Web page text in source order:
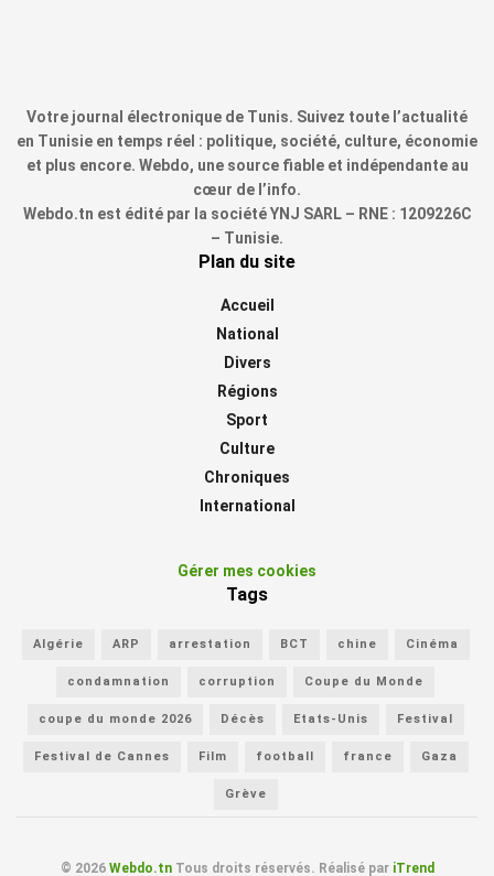
Votre journal électronique de Tunis. Suivez toute l’actualité
en Tunisie en temps réel : politique, société, culture, économie
et plus encore. Webdo, une source fiable et indépendante au
cœur de l’info.
Webdo.tn est édité par la société YNJ SARL – RNE : 1209226C
– Tunisie.
Plan du site
Accueil
National
Divers
Régions
Sport
Culture
Chroniques
International
Gérer mes cookies
Tags
Algérie ARP arrestation BCT chine Cinéma
condamnation corruption Coupe du Monde
coupe du monde 2026 Décès Etats-Unis Festival
Festival de Cannes Film football france Gaza
Grève
© 2026 Webdo.tnTous droits réservés. Réalisé par iTrend